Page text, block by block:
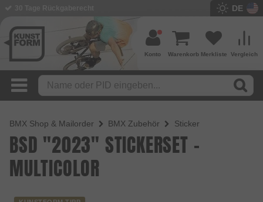
DE
Vergleich
Merkliste
Warenkorb
Konto
BMX Shop & Mailorder BMX Zubehör Sticker
BSD "2023" STICKERSET -
MULTICOLOR